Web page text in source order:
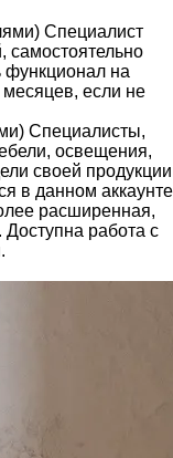
Специалист
самостоятельно
функционал на
месяцев, если не
Специалисты,
освещения,
своей продукции
в данном аккаунте
расширенная,
Доступна работа с